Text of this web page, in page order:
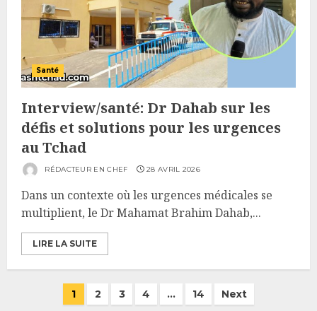
Santé
Interview/santé: Dr Dahab sur les
défis et solutions pour les urgences
au Tchad
RÉDACTEUR EN CHEF 28 AVRIL 2026
Dans un contexte où les urgences médicales se
multiplient, le Dr Mahamat Brahim Dahab,...
LIRE LA SUITE
Pagination
1 2 3 4 … 14 Next